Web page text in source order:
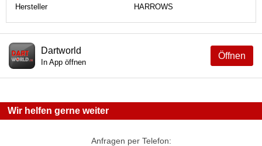
Hersteller
HARROWS
Öffnen
Dartworld
In App öffnen
Wir helfen gerne weiter
Anfragen per Telefon: